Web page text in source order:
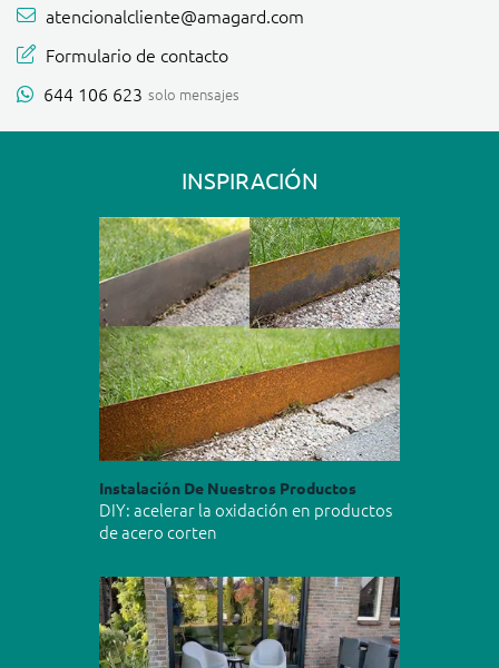
atencionalcliente@amagard.com
Formulario de contacto
644 106 623 solo mensajes
INSPIRACIÓN
Instalación De Nuestros Productos
DIY: acelerar la oxidación en productos
de acero corten